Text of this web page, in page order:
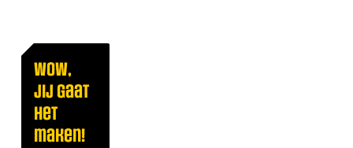
Wow,
jij gaat
het
maken!